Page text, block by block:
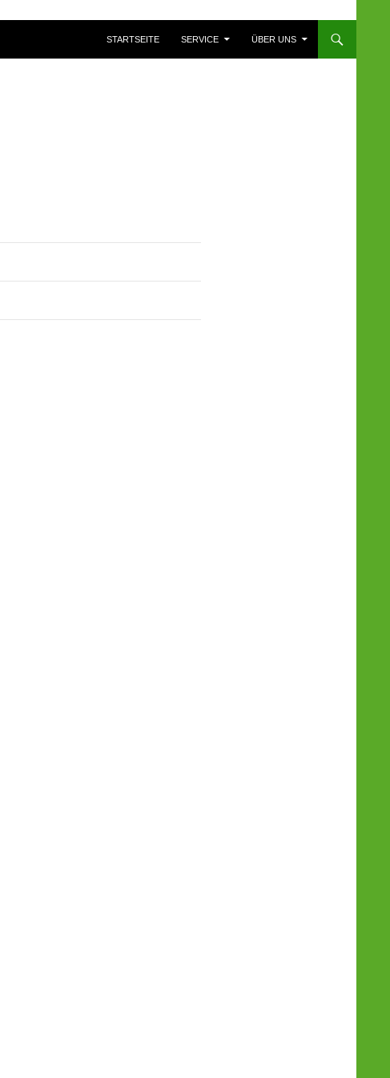
STARTSEITE
SERVICE ÜBER UNS